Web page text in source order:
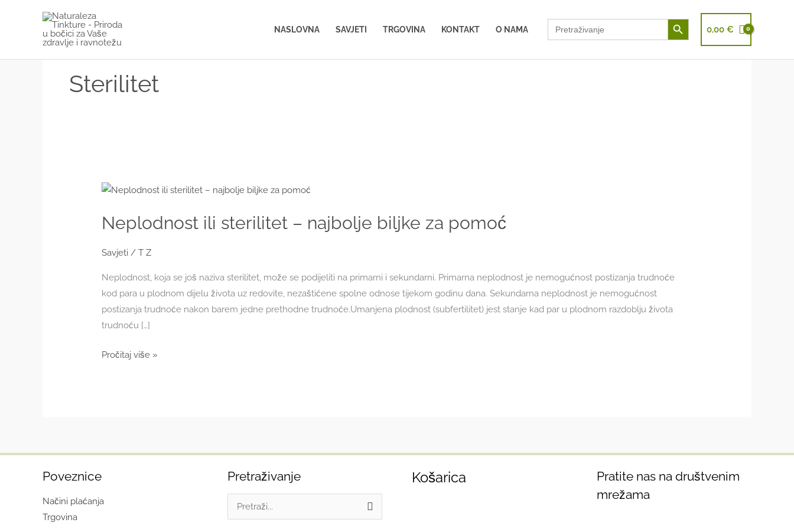
NASLOVNA SAVJETI TRGOVINA KONTAKT O NAMA
Search
for:
Search Button
0,00 €
Sterilitet
Neplodnost ili sterilitet – najbolje biljke za pomoć
Savjeti /T Z
Neplodnost, koja se još naziva sterilitet, može se podijeliti na primarni i sekundarni. Primarna neplodnost je nemogućnost postizanja trudnoće
kod para u plodnom dijelu života uz redovite, nezaštićene spolne odnose tijekom godinu dana. Sekundarna neplodnost je nemogućnost
postizanja trudnoće nakon barem jedne prethodne trudnoće.Umanjena plodnost (subfertilitet) jest stanje kad par u plodnom razdoblju života
trudnoću […]
Neplodnost
Pročitaj više »
Poveznice
Načini plaćanja
Trgovina
Pretraživanje
Search
for:
Košarica
Pratite nas na društvenim
mrežama